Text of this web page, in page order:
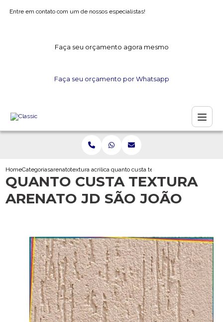
Entre em contato com um de nossos especialistas!
Faça seu orçamento agora mesmo
Faça seu orçamento por Whatsapp
HomeCategoriasarenatotextura acrilica arenatoquanto custa textura arenato jd sao joao
QUANTO CUSTA TEXTURA
ARENATO JD SÃO JOÃO